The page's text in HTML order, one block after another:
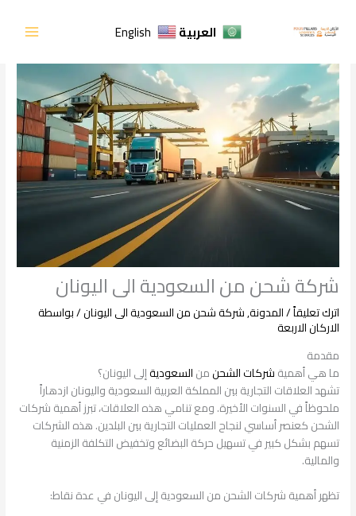
المحتوى
العربية English
شركة شحن من السعودية الى اليونان
اترك تعليقاً/المدونة,شركة شحن من السعودية الى اليونان/ بواسطة
الاركان الاربعة
مقدمة
ما هي أهميةشركات الشحنمنالسعوديةإلى اليونان؟
تشهد العلاقات التجارية بين المملكة العربية السعودية واليونان ازدهاراً
ملحوظاً في السنوات الأخيرة. ومع تنامي هذه العلاقات، تبرز أهمية شركات
الشحن كعنصر أساسي لنجاح العمليات التجارية بين البلدين. هذه الشركات
تسهم بشكل كبير في تسهيل حركة البضائع وتخفيض التكلفة الزمنية
والمالية.
تظهر أهمية شركات الشحن من السعودية إلى اليونان في عدة نقاط: